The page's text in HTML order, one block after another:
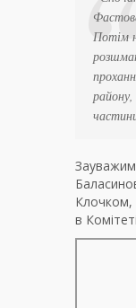
Потім
Клочком,
в